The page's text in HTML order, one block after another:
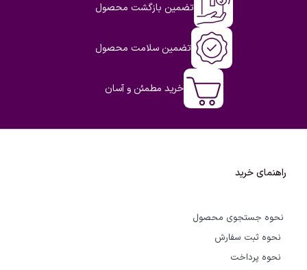
تضمین بازگشت محصول
تضمین سلامت محصول
خرید مطمئن و آسان
راهنمای خرید
نحوه جستجوی محصول
نحوه ثبت سفارش
نحوه پرداخت